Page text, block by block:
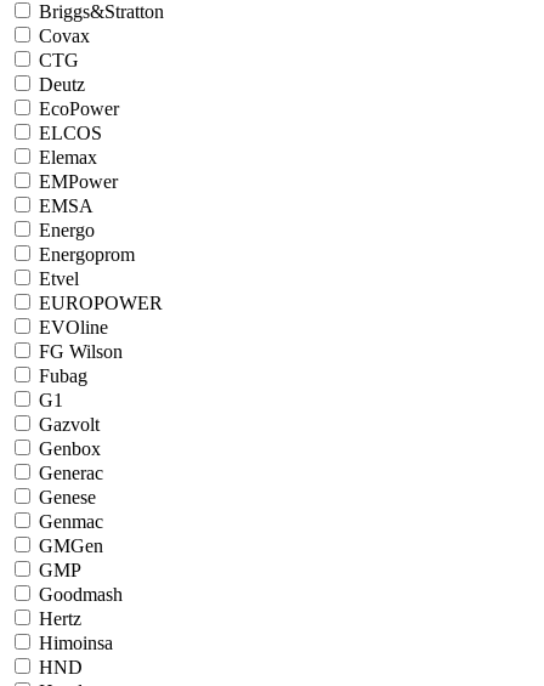
Briggs&Stratton
Covax
CTG
Deutz
EcoPower
ELCOS
Elemax
EMPower
EMSA
Energo
Energoprom
Etvel
EUROPOWER
EVOline
FG Wilson
Fubag
G1
Gazvolt
Genbox
Generac
Genese
Genmac
GMGen
GMP
Goodmash
Hertz
Himoinsa
HND